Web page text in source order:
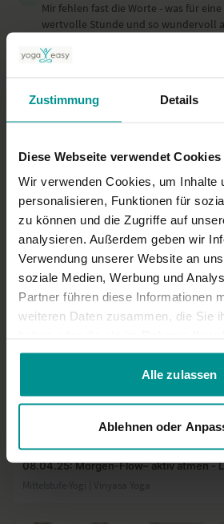
Zustimmung Details
Diese Webseite verwendet Cookies
Wir verwenden Cookies, um Inhalte
personalisieren, Funktionen für
zu können und die Zugriffe auf
analysieren. Außerdem geben wir
Verwendung unserer Website an
soziale Medien, Werbung und
Partner führen diese Informationen
weiteren Daten zusammen, die Sie
gesammelt haben.
Alle zulassen
Ablehnen oder
Mir fehlen fast die Worte - was für
wertvolle Stunde und so wundervoll
schön 🙏🏼
Heike Juli 04
0
Ähnliche Videos
Christiane Wolff
08.04.25: Morgen-Flow– aktiv atmen -